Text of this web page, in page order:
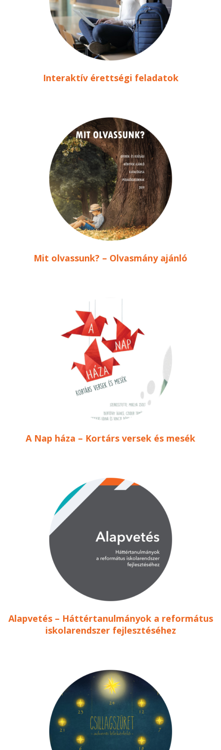
Interaktív érettségi feladatok
Mit olvassunk? – Olvasmány ajánló
A Nap háza – Kortárs versek és mesék
Alapvetés – Háttértanulmányok a református
iskolarendszer fejlesztéséhez